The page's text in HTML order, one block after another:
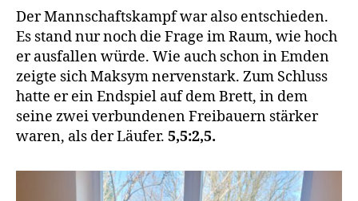
Der Mannschaftskampf war also entschieden.
Es stand nur noch die Frage im Raum, wie hoch
er ausfallen würde. Wie auch schon in Emden
zeigte sich Maksym nervenstark. Zum Schluss
hatte er ein Endspiel auf dem Brett, in dem
seine zwei verbundenen Freibauern stärker
waren, als der Läufer. 5,5:2,5.